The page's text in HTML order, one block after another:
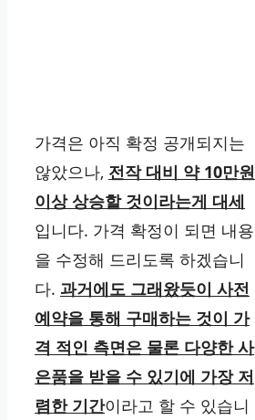
가격은 아직 확정 공개되지는
않았으나, 전작 대비 약 10만원
이상 상승할 것이라는게 대세
입니다. 가격 확정이 되면 내용
을 수정해 드리도록 하겠습니
다. 과거에도 그래왔듯이 사전
예약을 통해 구매하는 것이 가
격 적인 측면은 물론 다양한 사
은품을 받을 수 있기에 가장 저
렴한 기간이라고 할 수 있습니